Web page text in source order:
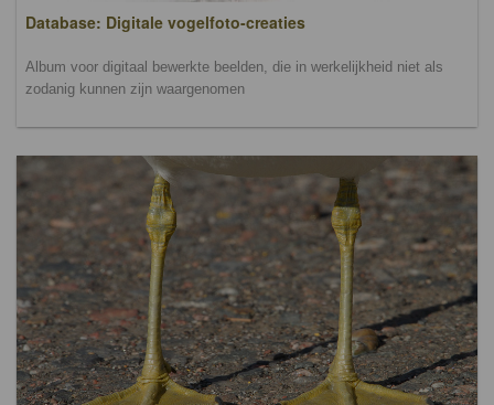
Database: Digitale vogelfoto-creaties
Album voor digitaal bewerkte beelden, die in werkelijkheid niet als
zodanig kunnen zijn waargenomen